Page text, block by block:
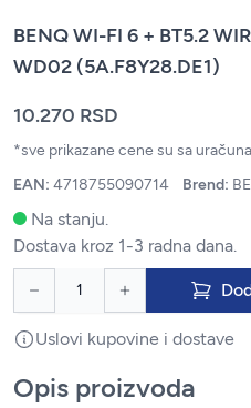
BENQ WI-FI 6 + BT5.2
WD02 (5A.F8Y28.DE1)
10.270 RSD
*sve prikazane cene su sa
EAN: 4718755090714 Brend:
Na stanju.
Dostava kroz 1-3 radna dana.
Uslovi kupovine i dostave
Opis proizvoda